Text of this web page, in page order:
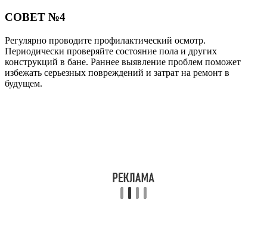
СОВЕТ №4
Регулярно проводите профилактический осмотр.
Периодически проверяйте состояние пола и других
конструкций в бане. Раннее выявление проблем поможет
избежать серьезных повреждений и затрат на ремонт в
будущем.